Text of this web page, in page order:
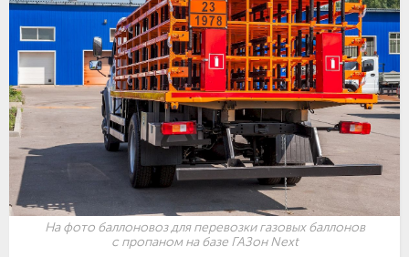
На фото баллоновоз для перевозки газовых баллонов
с пропаном на базе ГАЗон Next